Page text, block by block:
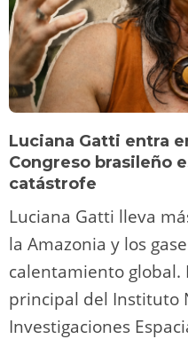
Luciana Gatti entra
Congreso brasileño
catástrofe
Luciana Gatti lleva
la Amazonia y los
calentamiento global.
principal del Instituto
Investigaciones